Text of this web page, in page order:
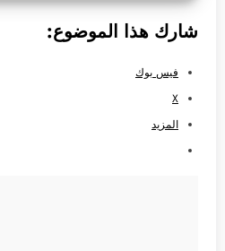
شارك هذا الموضوع:
فيس بوك
X
المزيد